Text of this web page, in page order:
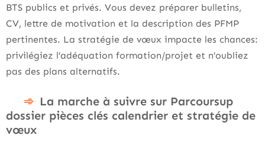
BTS publics et privés. Vous devez préparer bulletins,
CV, lettre de motivation et la description des PFMP
pertinentes. La stratégie de vœux impacte les chances:
privilégiez l’adéquation formation/projet et n’oubliez
pas des plans alternatifs.
La marche à suivre sur Parcoursup
dossier pièces clés calendrier et stratégie de
vœux